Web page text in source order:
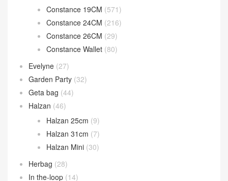
Constance 19CM (571)
Constance 24CM (216)
Constance 26CM (29)
Constance Wallet (80)
Evelyne (27)
Garden Party (32)
Geta bag (44)
Halzan (46)
Halzan 25cm (9)
Halzan 31cm (7)
Halzan Mini (30)
Herbag (28)
In the-loop (14)